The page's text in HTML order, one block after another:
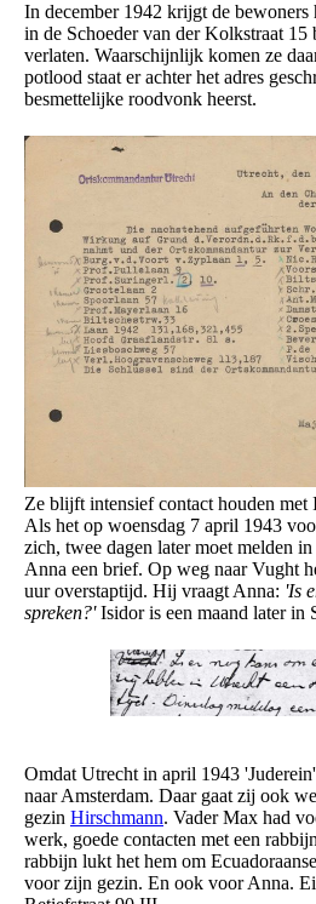
In december 1942 krijgt de bewoners
in de Schoeder van der Kolkstraat
verlaten. Waarschijnlijk komen ze
potlood staat er achter het adres
besmettelijke roodvonk heerst.
Ze blijft intensief contact houden
Als het op woensdag 7 april 1943
zich, twee dagen later moet melden
Anna een brief. Op weg naar Vught
uur overstaptijd. Hij vraagt Anna: 'Is
spreken?'Isidor is een maand later in
Omdat Utrecht in april 1943
naar Amsterdam. Daar gaat zij ook
gezin Hirschmann. Vader Max had
werk, goede contacten met een
rabbijn lukt het hem om
voor zijn gezin. En ook voor Anna.